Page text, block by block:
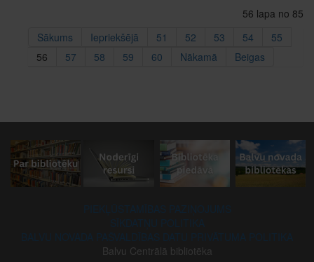
56 lapa no 85
Sākums
Iepriekšējā 51 52 53 54
55
56
57 58 59 60 Nākamā Beigas
Balvu Centrālā bibliotēka